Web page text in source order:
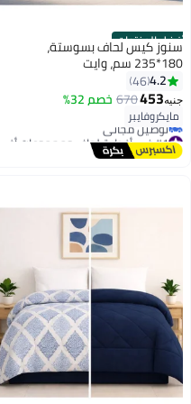
أفضل المنتجات
7
سنوز كيس لحاف بسوستة،
180*235 سم، وايت
4.2
46
جنيه453
670 خصم 32%
مايكروفايبر
أقل سعر في 7 يوم
توصيل مجاني